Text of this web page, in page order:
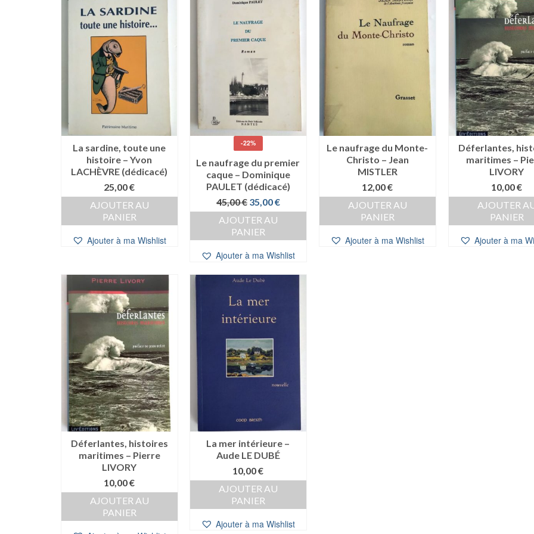
La sardine, toute une
histoire – Yvon
LACHÈVRE (dédicacé)
25,00€
AJOUTER AU
PANIER
Ajouter à ma Wishlist
-22%
Le naufrage du premier
caque – Dominique
PAULET (dédicacé)
45,00€ Le
prix
initial
était :
35,00€Le
prix
AJOUTER AU
PANIER
Ajouter à ma Wishlist
Le naufrage du Monte-
Christo – Jean
MISTLER
12,00€
AJOUTER AU
PANIER
Ajouter à ma Wishlist
Déferlantes,
maritimes –
LIVORY
10,00€
AJOUTER
PANIER
Ajouter à ma
Déferlantes, histoires
maritimes – Pierre
LIVORY
10,00€
AJOUTER AU
PANIER
La mer intérieure –
Aude LE DUBÉ
10,00€
AJOUTER AU
PANIER
Ajouter à ma Wishlist